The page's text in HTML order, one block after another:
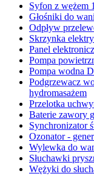
Syfon z wężem
Głośniki do
Odpływ
Skrzynka
Panel
Pompa
Pompa wodna
Podgrzewacz
hydromasażem
Przelotka
Baterie zawory
Synchronizator
Ozonator -
Wylewka do
Słuchawki
Wężyki do